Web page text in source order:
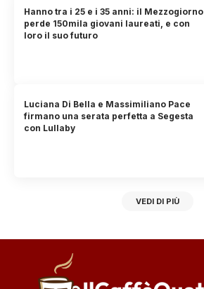
Hanno tra i 25 e i 35 anni: il Mezzogiorno
perde 150mila giovani laureati, e con
loro il suo futuro
Luciana Di Bella e Massimiliano Pace
firmano una serata perfetta a Segesta
con Lullaby
VEDI DI PIÙ